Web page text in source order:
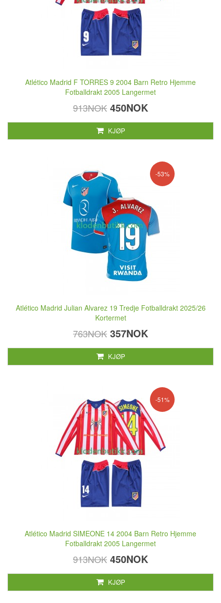
Atlético Madrid F TORRES 9 2004 Barn Retro Hjemme
Fotballdrakt 2005 Langermet
913NOK 450NOK
KJØP
-53%
Atlético Madrid Julian Alvarez 19 Tredje Fotballdrakt 2025/26
Kortermet
763NOK 357NOK
KJØP
-51%
Atlético Madrid SIMEONE 14 2004 Barn Retro Hjemme
Fotballdrakt 2005 Langermet
913NOK 450NOK
KJØP